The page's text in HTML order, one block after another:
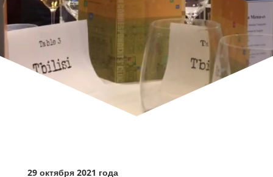
29 октября 2021 года